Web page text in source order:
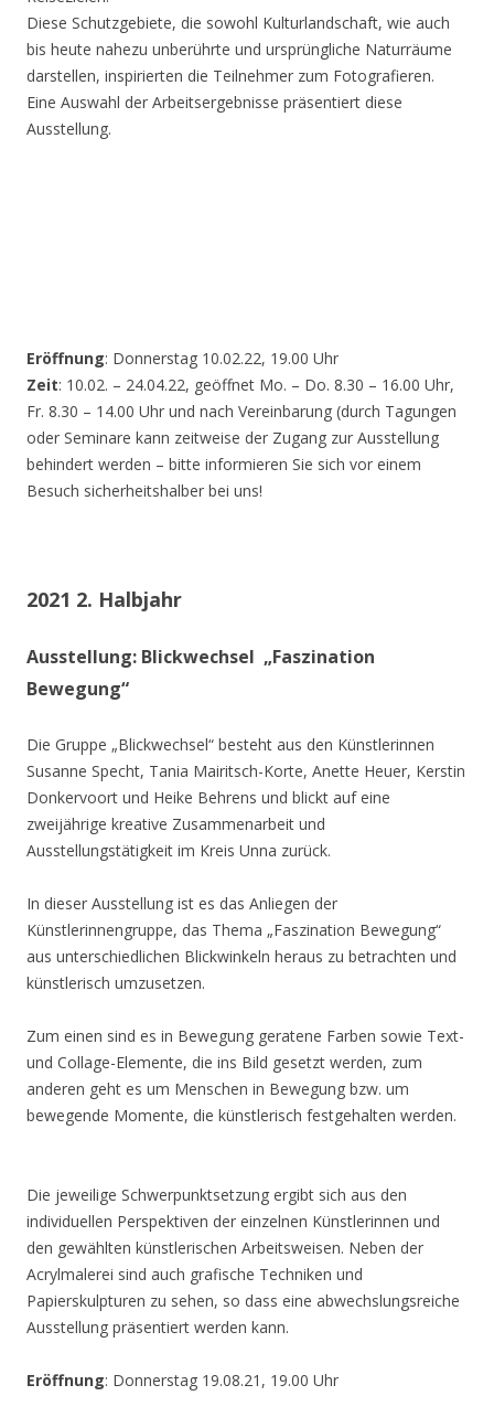
Diese Schutzgebiete, die sowohl Kulturlandschaft, wie auch
bis heute nahezu unberührte und ursprüngliche Naturräume
darstellen, inspirierten die Teilnehmer zum Fotografieren.
Eine Auswahl der Arbeitsergebnisse präsentiert diese
Ausstellung.
Eröffnung: Donnerstag 10.02.22, 19.00 Uhr
Zeit: 10.02. – 24.04.22, geöffnet Mo. – Do. 8.30 – 16.00 Uhr,
Fr. 8.30 – 14.00 Uhr und nach Vereinbarung (durch Tagungen
oder Seminare kann zeitweise der Zugang zur Ausstellung
behindert werden – bitte informieren Sie sich vor einem
Besuch sicherheitshalber bei uns!
2021 2. Halbjahr
Ausstellung: Blickwechsel „Faszination
Bewegung“
Die Gruppe „Blickwechsel“ besteht aus den Künstlerinnen
Susanne Specht, Tania Mairitsch-Korte, Anette Heuer, Kerstin
Donkervoort und Heike Behrens und blickt auf eine
zweijährige kreative Zusammenarbeit und
Ausstellungstätigkeit im Kreis Unna zurück.
In dieser Ausstellung ist es das Anliegen der
Künstlerinnengruppe, das Thema „Faszination Bewegung“
aus unterschiedlichen Blickwinkeln heraus zu betrachten und
künstlerisch umzusetzen.
Zum einen sind es in Bewegung geratene Farben sowie Text-
und Collage-Elemente, die ins Bild gesetzt werden, zum
anderen geht es um Menschen in Bewegung bzw. um
bewegende Momente, die künstlerisch festgehalten werden.
Die jeweilige Schwerpunktsetzung ergibt sich aus den
individuellen Perspektiven der einzelnen Künstlerinnen und
den gewählten künstlerischen Arbeitsweisen. Neben der
Acrylmalerei sind auch grafische Techniken und
Papierskulpturen zu sehen, so dass eine abwechslungsreiche
Ausstellung präsentiert werden kann.
Eröffnung: Donnerstag 19.08.21, 19.00 Uhr